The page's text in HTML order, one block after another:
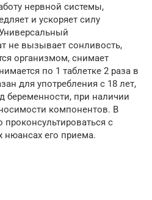
нервной системы,
и ускоряет силу
не вызывает сонливость,
организмом, снимает
по 1 таблетке 2 раза в
для употребления с 18 лет,
беременности, при наличии
компонентов. В
проконсультироваться с
нюансах его приема.